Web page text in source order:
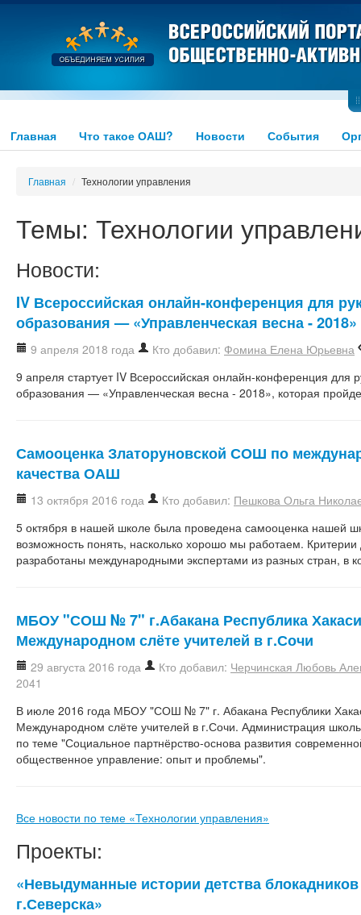
Главная Что такое ОАШ? Новости События
Главная / Технологии управления
Темы: Технологии
Новости:
IV Всероссийская онлайн-конференция для
образования — «Управленческая весна - 2018»
9 апреля 2018 года Кто добавил: Фомина Елена Юрьевна
9 апреля стартует IV Всероссийская онлайн-конференция для
образования — «Управленческая весна - 2018», которая
Самооценка Златоруновской СОШ по
качества ОАШ
13 октября 2016 года Кто добавил: Пешкова Ольга
5 октября в нашей школе была проведена самооценка нашей
возможность понять, насколько хорошо мы работаем.
разработаны международными экспертами из разных стран, в
МБОУ "СОШ № 7" г.Абакана Республика
Международном слёте учителей в г.Сочи
29 августа 2016 года Кто добавил: Черчинская Любовь
2041
В июле 2016 года МБОУ "СОШ № 7" г. Абакана Республики
Международном слёте учителей в г.Сочи. Администрация
по теме "Социальное партнёрство-основа развития
общественное управление: опыт и проблемы".
Все новости по теме «Технологии управления»
Проекты:
«Невыдуманные истории детства
г.Северска»